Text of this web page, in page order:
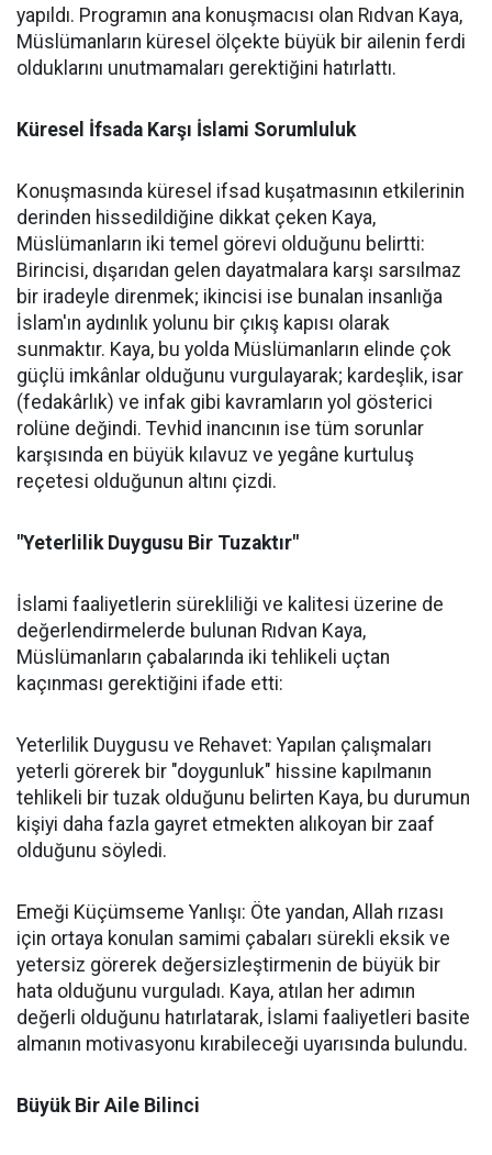
yapıldı. Programın ana konuşmacısı olan Rıdvan Kaya,
Müslümanların küresel ölçekte büyük bir ailenin ferdi
olduklarını unutmamaları gerektiğini hatırlattı.
Küresel İfsada Karşı İslami Sorumluluk
Konuşmasında küresel ifsad kuşatmasının etkilerinin
derinden hissedildiğine dikkat çeken Kaya,
Müslümanların iki temel görevi olduğunu belirtti:
Birincisi, dışarıdan gelen dayatmalara karşı sarsılmaz
bir iradeyle direnmek; ikincisi ise bunalan insanlığa
İslam'ın aydınlık yolunu bir çıkış kapısı olarak
sunmaktır. Kaya, bu yolda Müslümanların elinde çok
güçlü imkânlar olduğunu vurgulayarak; kardeşlik, isar
(fedakârlık) ve infak gibi kavramların yol gösterici
rolüne değindi. Tevhid inancının ise tüm sorunlar
karşısında en büyük kılavuz ve yegâne kurtuluş
reçetesi olduğunun altını çizdi.
"Yeterlilik Duygusu Bir Tuzaktır"
İslami faaliyetlerin sürekliliği ve kalitesi üzerine de
değerlendirmelerde bulunan Rıdvan Kaya,
Müslümanların çabalarında iki tehlikeli uçtan
kaçınması gerektiğini ifade etti:
Yeterlilik Duygusu ve Rehavet: Yapılan çalışmaları
yeterli görerek bir "doygunluk" hissine kapılmanın
tehlikeli bir tuzak olduğunu belirten Kaya, bu durumun
kişiyi daha fazla gayret etmekten alıkoyan bir zaaf
olduğunu söyledi.
Emeği Küçümseme Yanlışı: Öte yandan, Allah rızası
için ortaya konulan samimi çabaları sürekli eksik ve
yetersiz görerek değersizleştirmenin de büyük bir
hata olduğunu vurguladı. Kaya, atılan her adımın
değerli olduğunu hatırlatarak, İslami faaliyetleri basite
almanın motivasyonu kırabileceği uyarısında bulundu.
Büyük Bir Aile Bilinci